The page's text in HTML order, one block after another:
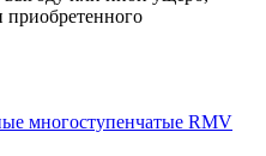
приобретенного
многоступенчатые RMV